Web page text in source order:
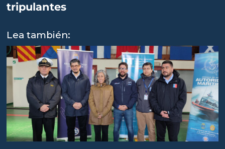
tripulantes
Lea también: